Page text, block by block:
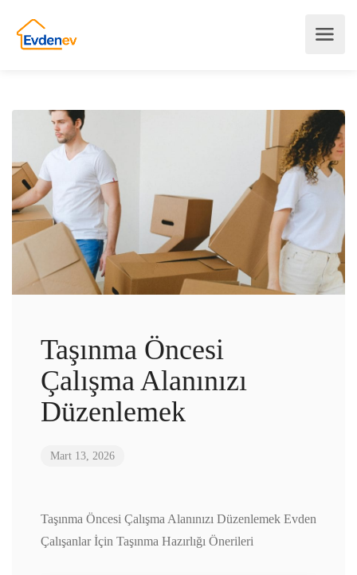
Taşınma Öncesi
Çalışma Alanınızı
Düzenlemek
Mart 13, 2026
Taşınma Öncesi Çalışma Alanınızı Düzenlemek Evden
Çalışanlar İçin Taşınma Hazırlığı Önerileri